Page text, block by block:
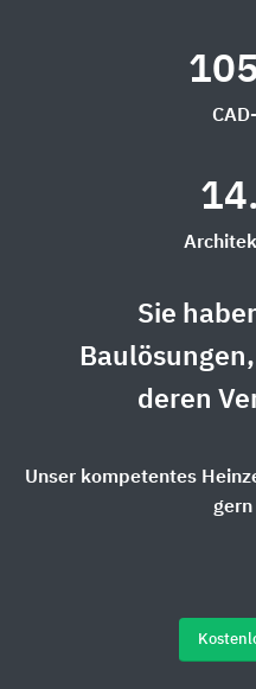
Sie
deren
Unser kompetentes